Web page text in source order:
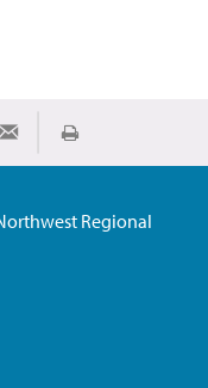
Twitter
Share via EmailImprimir
Regional